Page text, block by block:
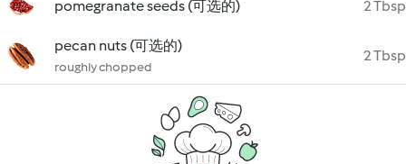
pomegranate seeds (可选的) 2 Tbsp
pecan nuts (可选的)
roughly chopped
2 Tbsp